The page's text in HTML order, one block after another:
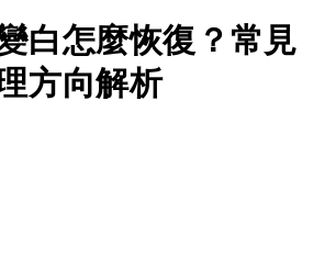
白怎麼恢復？常見
方向解析